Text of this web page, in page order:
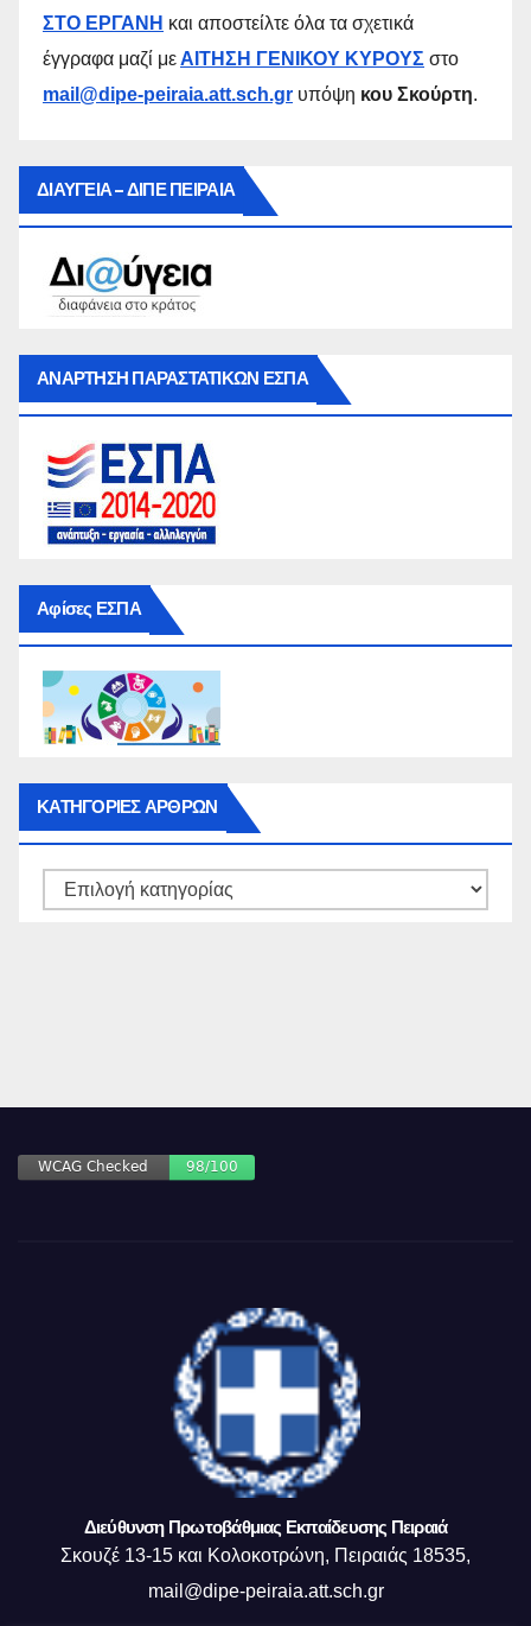
ΣΤΟ ΕΡΓΑΝΗ και αποστείλτε όλα τα σχετικά
έγγραφα μαζί μεΑΙΤΗΣΗ ΓΕΝΙΚΟΥ ΚΥΡΟΥΣ στο
mail@dipe-peiraia.att.sch.gr υπόψη κου Σκούρτη.
ΔΙΑΥΓΕΙΑ – ΔΙΠΕ ΠΕΙΡΑΙΑ
ΑΝΑΡΤΗΣΗ ΠΑΡΑΣΤΑΤΙΚΩΝ ΕΣΠΑ
Αφίσες ΕΣΠΑ
ΚΑΤΗΓΟΡΙΕΣ ΑΡΘΡΩΝ
ΚΑΤΗΓΟΡΙΕΣ
Διεύθυνση Πρωτοβάθμιας Εκπαίδευσης Πειραιά
Σκουζέ 13-15 και Κολοκοτρώνη, Πειραιάς 18535,
mail@dipe-peiraia.att.sch.gr